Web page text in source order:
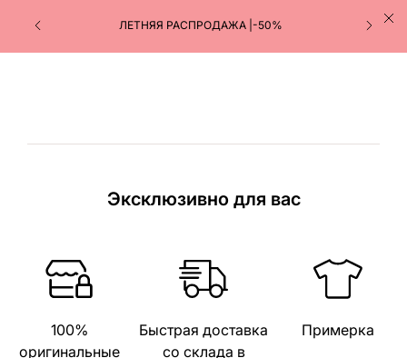
ЛЕТНЯЯ РАСПРОДАЖА |-50%
Эксклюзивно для вас
100%
оригинальные
Быстрая доставка
со склада в
Примерка